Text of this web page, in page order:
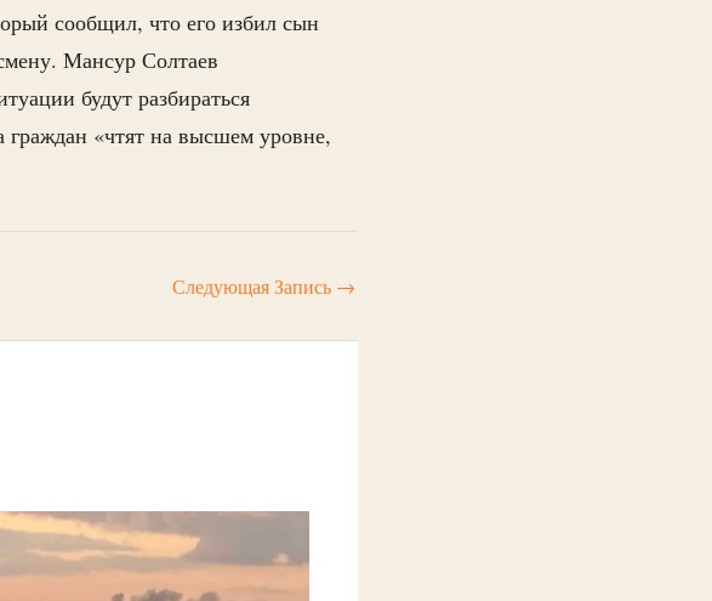
сообщил, что его избил сын
Мансур Солтаев
будут разбираться
«чтят на высшем уровне,
Следующая Запись →